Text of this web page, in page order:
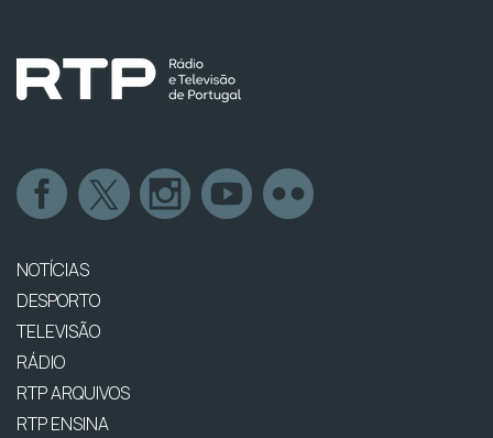
NOTÍCIAS
DESPORTO
TELEVISÃO
RÁDIO
RTP ARQUIVOS
RTP ENSINA